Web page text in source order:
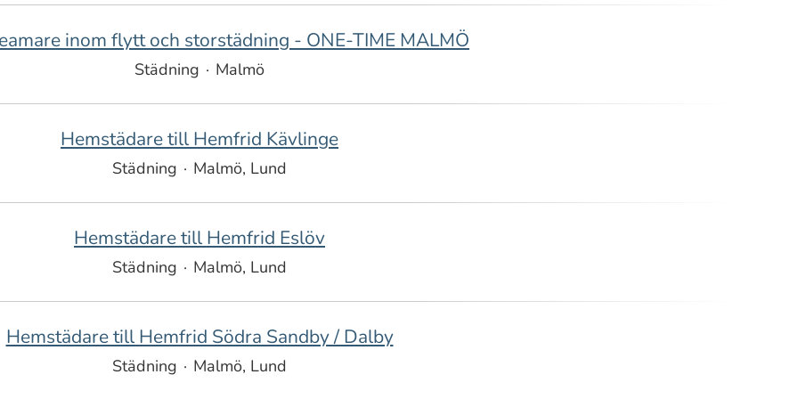
inom flytt och storstädning - ONE-TIME MALMÖ
Städning · Malmö
Hemstädare till Hemfrid Kävlinge
Städning · Malmö, Lund
Hemstädare till Hemfrid Eslöv
Städning · Malmö, Lund
Hemstädare till Hemfrid Södra Sandby / Dalby
Städning · Malmö, Lund